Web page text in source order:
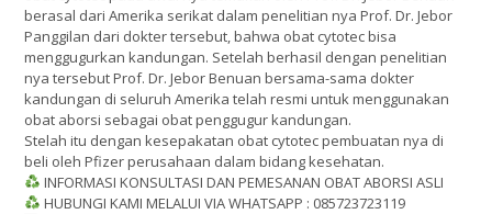
berasal dari Amerika serikat dalam penelitian nya Prof. Dr. Jebor
Panggilan dari dokter tersebut, bahwa obat cytotec bisa
menggugurkan kandungan. Setelah berhasil dengan penelitian
nya tersebut Prof. Dr. Jebor Benuan bersama-sama dokter
kandungan di seluruh Amerika telah resmi untuk menggunakan
obat aborsi sebagai obat penggugur kandungan.
Stelah itu dengan kesepakatan obat cytotec pembuatan nya di
beli oleh Pfizer perusahaan dalam bidang kesehatan.
INFORMASI KONSULTASI DAN PEMESANAN OBAT ABORSI ASLI
HUBUNGI KAMI MELALUI VIA WHATSAPP : 085723723119